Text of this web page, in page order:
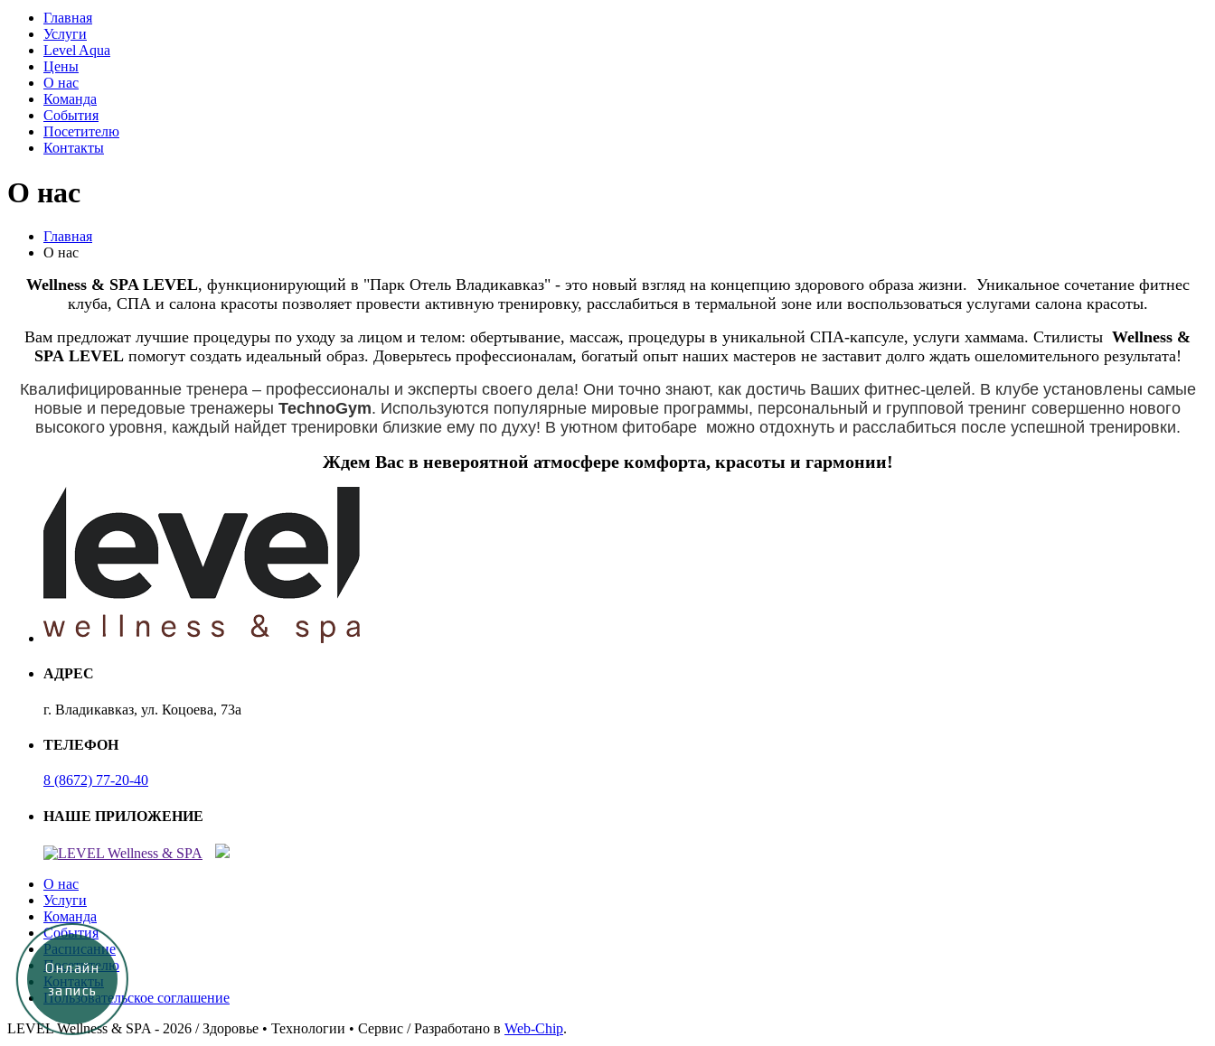
Главная
Услуги
Level Aqua
Цены
О нас
Команда
События
Посетителю
Контакты
О нас
Главная
О нас
Wellness & SPA LEVEL, функционирующий в "Парк Отель Владикавказ" - это новый взгляд на концепцию здорового образа жизни. Уникальное сочетание фитнес
клуба, СПА и салона красоты позволяет провести активную тренировку, расслабиться в термальной зоне или воспользоваться услугами салона красоты.
Вам предложат лучшие процедуры по уходу за лицом и телом: обертывание, массаж, процедуры в уникальной СПА-капсуле, услуги хаммама. Стилисты Wellness &
SPA LEVELпомогут создать идеальный образ. Доверьтесь профессионалам, богатый опыт наших мастеров не заставит долго ждать ошеломительного результата!
Квалифицированные тренера – профессионалы и эксперты своего дела! Они точно знают, как достичь Ваших фитнес-целей. В клубе установлены самые
новые и передовые тренажеры TechnoGym. Используются популярные мировые программы, персональный и групповой тренинг совершенно нового
высокого уровня, каждый найдет тренировки близкие ему по духу! В уютном фитобаре можно отдохнуть и расслабиться после успешной тренировки.
Ждем Вас в невероятной атмосфере комфорта, красоты и гармонии!
АДРЕС
г. Владикавказ, ул. Коцоева, 73а
ТЕЛЕФОН
8 (8672) 77-20-40
НАШЕ ПРИЛОЖЕНИЕ
О нас
Услуги
Команда
События
Расписание
Посетителю
Контакты
Пользовательское соглашение
LEVEL Wellness & SPA - 2026 / Здоровье • Технологии • Сервис /Разработано в Web-Chip.
Онлайн
запись